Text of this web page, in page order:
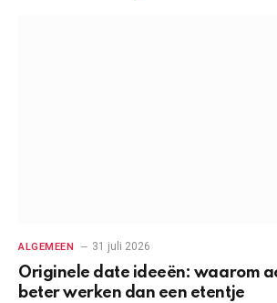
ALGEMEEN 31 juli 2026
Originele date ideeën: waarom
beter werken dan een etentje